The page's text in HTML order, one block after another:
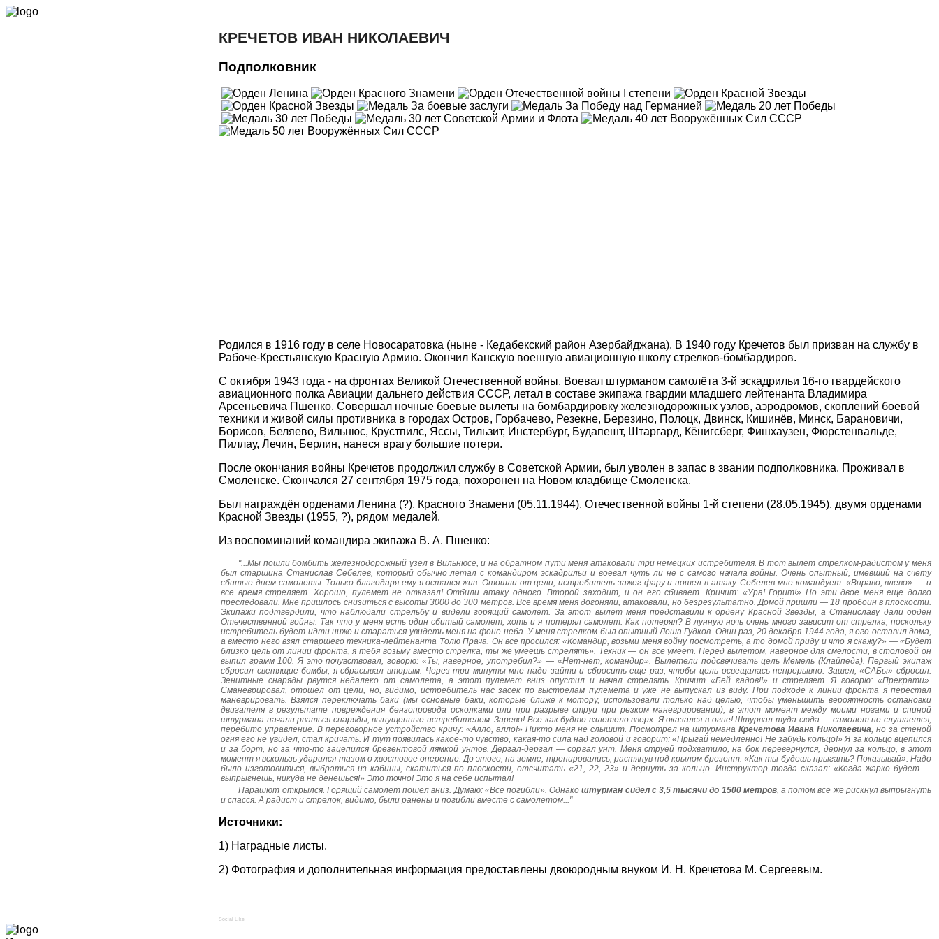
КРЕЧЕТОВ ИВАН НИКОЛАЕВИЧ
Подполковник
Родился в 1916 году в селе Новосаратовка (ныне - Кедабекский район Азербайджана). В 1940 году Кречетов был призван на службу в
Рабоче-Крестьянскую Красную Армию. Окончил Канскую военную авиационную школу стрелков-бомбардиров.
С октября 1943 года - на фронтах Великой Отечественной войны. Воевал штурманом самолёта 3-й эскадрильи 16-го гвардейского
авиационного полка Авиации дальнего действия СССР, летал в составе экипажа гвардии младшего лейтенанта Владимира
Арсеньевича Пшенко. Совершал ночные боевые вылеты на бомбардировку железнодорожных узлов, аэродромов, скоплений боевой
техники и живой силы противника в городах Остров, Горбачево, Резекне, Березино, Полоцк, Двинск, Кишинёв, Минск, Барановичи,
Борисов, Беляево, Вильнюс, Крустпилс, Яссы, Тильзит, Инстербург, Будапешт, Штаргард, Кёнигсберг, Фишхаузен, Фюрстенвальде,
Пиллау, Лечин, Берлин, нанеся врагу большие потери.
После окончания войны Кречетов продолжил службу в Советской Армии, был уволен в запас в звании подполковника. Проживал в
Смоленске. Скончался 27 сентября 1975 года, похоронен на Новом кладбище Смоленска.
Был награждён орденами Ленина (?), Красного Знамени (05.11.1944), Отечественной войны 1-й степени (28.05.1945), двумя орденами
Красной Звезды (1955, ?), рядом медалей.
Из воспоминаний командира экипажа В. А. Пшенко:
"...Мы пошли бомбить железнодорожный узел в Вильнюсе, и на обратном пути меня атаковали три немецких истребителя. В тот вылет стрелком-радистом у меня
был старшина Станислав Себелев, который обычно летал с командиром эскадрильи и воевал чуть ли не с самого начала войны. Очень опытный, имевший на счету
сбитые днем самолеты. Только благодаря ему я остался жив. Отошли от цели, истребитель зажег фару и пошел в атаку. Себелев мне командует: «Вправо, влево» — и
все время стреляет. Хорошо, пулемет не отказал! Отбили атаку одного. Второй заходит, и он его сбивает. Кричит: «Ура! Горит!» Но эти двое меня еще долго
преследовали. Мне пришлось снизиться с высоты 3000 до 300 метров. Все время меня догоняли, атаковали, но безрезультатно. Домой пришли — 18 пробоин в плоскости.
Экипажи подтвердили, что наблюдали стрельбу и видели горящий самолет. За этот вылет меня представили к ордену Красной Звезды, а Станиславу дали орден
Отечественной войны. Так что у меня есть один сбитый самолет, хоть и я потерял самолет. Как потерял? В лунную ночь очень много зависит от стрелка, поскольку
истребитель будет идти ниже и стараться увидеть меня на фоне неба. У меня стрелком был опытный Леша Гудков. Один раз, 20 декабря 1944 года, я его оставил дома,
а вместо него взял старшего техника-лейтенанта Толю Прача. Он все просился: «Командир, возьми меня войну посмотреть, а то домой приду и что я скажу?» — «Будет
близко цель от линии фронта, я тебя возьму вместо стрелка, ты же умеешь стрелять». Техник — он все умеет. Перед вылетом, наверное для смелости, в столовой он
выпил грамм 100. Я это почувствовал, говорю: «Ты, наверное, употребил?» — «Нет-нет, командир». Вылетели подсвечивать цель Мемель (Клайпеда). Первый экипаж
сбросил светящие бомбы, я сбрасывал вторым. Через три минуты мне надо зайти и сбросить еще раз, чтобы цель освещалась непрерывно. Зашел, «САБы» сбросил.
Зенитные снаряды рвутся недалеко от самолета, а этот пулемет вниз опустил и начал стрелять. Кричит «Бей гадов!!» и стреляет. Я говорю: «Прекрати».
Сманеврировал, отошел от цели, но, видимо, истребитель нас засек по выстрелам пулемета и уже не выпускал из виду. При подходе к линии фронта я перестал
маневрировать. Взялся переключать баки (мы основные баки, которые ближе к мотору, использовали только над целью, чтобы уменьшить вероятность остановки
двигателя в результате повреждения бензопровода осколками или при разрыве струи при резком маневрировании), в этот момент между моими ногами и спиной
штурмана начали рваться снаряды, выпущенные истребителем. Зарево! Все как будто взлетело вверх. Я оказался в огне! Штурвал туда-сюда — самолет не слушается,
перебито управление. В переговорное устройство кричу: «Алло, алло!» Никто меня не слышит. Посмотрел на штурмана Кречетова Ивана Николаевича, но за стеной
огня его не увидел, стал кричать. И тут появилась какое-то чувство, какая-то сила над головой и говорит: «Прыгай немедленно! Не забудь кольцо!» Я за кольцо вцепился
и за борт, но за что-то зацепился брезентовой лямкой унтов. Дергал-дергал — сорвал унт. Меня струей подхватило, на бок перевернулся, дернул за кольцо, в этот
момент я вскользь ударился тазом о хвостовое оперение. До этого, на земле, тренировались, растянув под крылом брезент: «Как ты будешь прыгать? Показывай». Надо
было изготовиться, выбраться из кабины, скатиться по плоскости, отсчитать «21, 22, 23» и дернуть за кольцо. Инструктор тогда сказал: «Когда жарко будет —
выпрыгнешь, никуда не денешься!» Это точно! Это я на себе испытал!
Парашют открылся. Горящий самолет пошел вниз. Думаю: «Все погибли». Однакоштурман сидел с 3,5 тысячи до 1500 метров, а потом все же рискнул выпрыгнуть
и спасся. А радист и стрелок, видимо, были ранены и погибли вместе с самолетом..."
Источники:
1) Наградные листы.
2) Фотография и дополнительная информация предоставлены двоюродным внуком И. Н. Кречетова М. Сергеевым.
Social Like